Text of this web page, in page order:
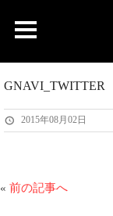
GNAVI_TWITTER
2015年08月02日
« 前の記事へ